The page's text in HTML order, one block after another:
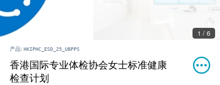
2 / 6
产品: HKIPHC_ESD_25_UBPPS
香港国际专业体检协会女士标准健康
检查计划